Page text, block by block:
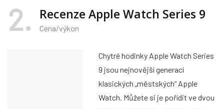
2 Recenze Apple Watch Series 9
Cena/výkon
Chytré hodinky Apple Watch Series
9 jsou nejnovější generací
klasických „městských“ Apple
Watch. Můžete si je pořídit ve dvou